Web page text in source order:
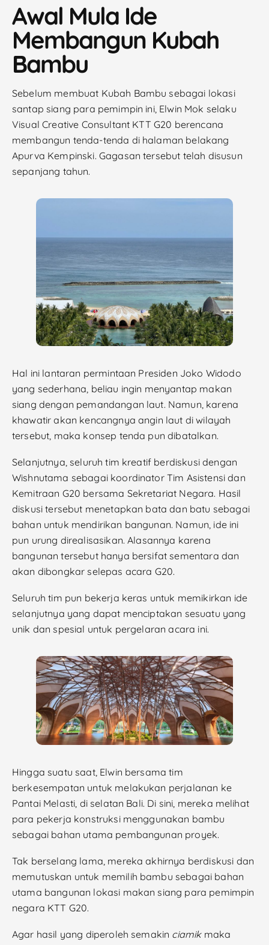
Awal Mula Ide
Membangun Kubah
Bambu
Sebelum membuat Kubah Bambu sebagai lokasi
santap siang para pemimpin ini, Elwin Mok selaku
Visual Creative Consultant KTT G20 berencana
membangun tenda-tenda di halaman belakang
Apurva Kempinski. Gagasan tersebut telah disusun
sepanjang tahun.
Hal ini lantaran permintaan Presiden Joko Widodo
yang sederhana, beliau ingin menyantap makan
siang dengan pemandangan laut. Namun, karena
khawatir akan kencangnya angin laut di wilayah
tersebut, maka konsep tenda pun dibatalkan.
Selanjutnya, seluruh tim kreatif berdiskusi dengan
Wishnutama sebagai koordinator Tim Asistensi dan
Kemitraan G20 bersama Sekretariat Negara. Hasil
diskusi tersebut menetapkan bata dan batu sebagai
bahan untuk mendirikan bangunan. Namun, ide ini
pun urung direalisasikan. Alasannya karena
bangunan tersebut hanya bersifat sementara dan
akan dibongkar selepas acara G20.
Seluruh tim pun bekerja keras untuk memikirkan ide
selanjutnya yang dapat menciptakan sesuatu yang
unik dan spesial untuk pergelaran acara ini.
Hingga suatu saat, Elwin bersama tim
berkesempatan untuk melakukan perjalanan ke
Pantai Melasti, di selatan Bali. Di sini, mereka melihat
para pekerja konstruksi menggunakan bambu
sebagai bahan utama pembangunan proyek.
Tak berselang lama, mereka akhirnya berdiskusi dan
memutuskan untuk memilih bambu sebagai bahan
utama bangunan lokasi makan siang para pemimpin
negara KTT G20.
Agar hasil yang diperoleh semakin ciamikmaka